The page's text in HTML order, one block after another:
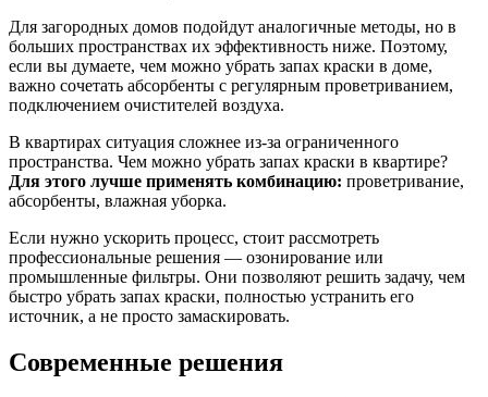
Для загородных домов подойдут аналогичные методы, но в
больших пространствах их эффективность ниже. Поэтому,
если вы думаете, чем можно убрать запах краски в доме,
важно сочетать абсорбенты с регулярным проветриванием,
подключением очистителей воздуха.
В квартирах ситуация сложнее из-за ограниченного
пространства. Чем можно убрать запах краски в квартире?
Для этого лучше применять комбинацию: проветривание,
абсорбенты, влажная уборка.
Если нужно ускорить процесс, стоит рассмотреть
профессиональные решения — озонирование или
промышленные фильтры. Они позволяют решить задачу, чем
быстро убрать запах краски, полностью устранить его
источник, а не просто замаскировать.
Современные решения